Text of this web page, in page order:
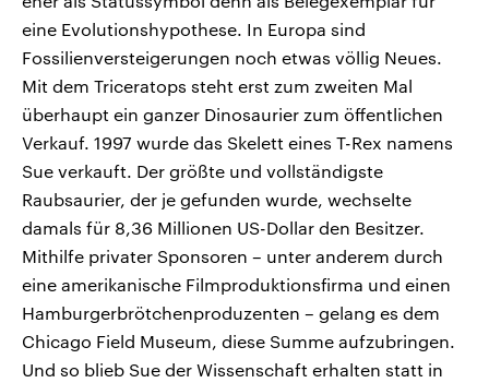
eine Evolutionshypothese. In Europa sind
Fossilienversteigerungen noch etwas völlig Neues.
Mit dem Triceratops steht erst zum zweiten Mal
überhaupt ein ganzer Dinosaurier zum öffentlichen
Verkauf. 1997 wurde das Skelett eines T-Rex namens
Sue verkauft. Der größte und vollständigste
Raubsaurier, der je gefunden wurde, wechselte
damals für 8,36 Millionen US-Dollar den Besitzer.
Mithilfe privater Sponsoren – unter anderem durch
eine amerikanische Filmproduktionsfirma und einen
Hamburgerbrötchenproduzenten – gelang es dem
Chicago Field Museum, diese Summe aufzubringen.
Und so blieb Sue der Wissenschaft erhalten statt in